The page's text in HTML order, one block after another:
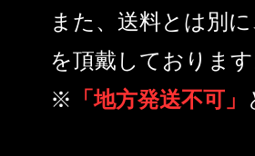
また、送料とは別
を頂戴しております
※
「地方発送不可」